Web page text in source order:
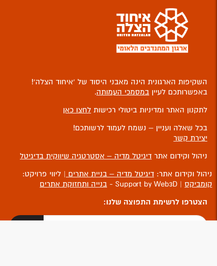
השקיפות הארגונית הינה מאבני היסוד של ‘איחוד הצלה’!
באפשרותכם לעיין במסמכי העמותה.
לתקנון האתר ומדיניות ביטולי רכישות לחצו כאן
בכל שאלה ועניין – נשמח לעמוד לרשותכם!
יצירת קשר
ניהול וקידום אתר דיגיטל מדיה – אסטרטגיה שיווקית בדיגיטל
ניהול וקידום אתר: דיגיטל מדיה – בניית אתרים | ליווי פרויקט:
קומביקס | Support by Web3D -
בנייה ותחזוקת אתרים
הצטרפו לרשימת התפוצה שלנו: